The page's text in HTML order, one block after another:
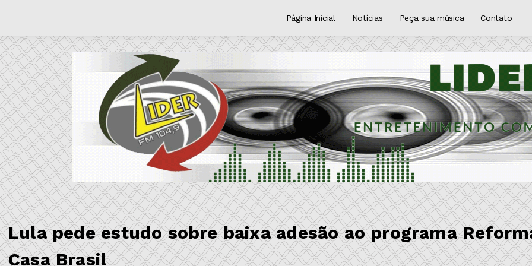
Página Inicial Notícias Peça sua música Contato
Lula pede estudo sobre baixa adesão ao programa
Casa Brasil